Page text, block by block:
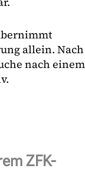
allein. Nach
nach einem
ZFK-